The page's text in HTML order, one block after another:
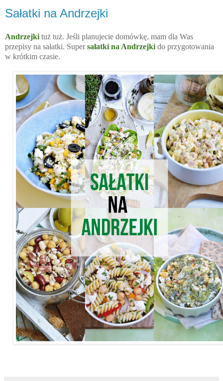
Sałatki na Andrzejki
Andrzejki tuż tuż. Jeśli planujecie domówkę, mam dla Was
przepisy na sałatki. Supersałatki na Andrzejki do przygotowania
w krótkim czasie.